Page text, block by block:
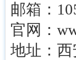
邮箱：
官网：
地址：